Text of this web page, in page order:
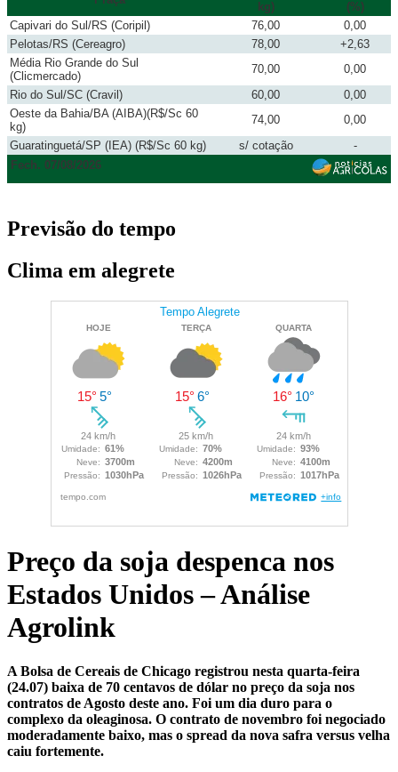
kg)
(%)
Capivari do Sul/RS (Coripil)
76,00
0,00
Pelotas/RS (Cereagro)
78,00
+2,63
Média Rio Grande do Sul
(Clicmercado)
70,00
0,00
Rio do Sul/SC (Cravil)
60,00
0,00
Oeste da Bahia/BA (AIBA)(R$/Sc 60
kg)
74,00
0,00
Guaratinguetá/SP (IEA) (R$/Sc 60 kg)
s/ cotação
-
Fech. 07/08/2026
Previsão do tempo
Clima em alegrete
Preço da soja despenca nos
Estados Unidos – Análise
Agrolink
A Bolsa de Cereais de Chicago registrou nesta quarta-feira
(24.07) baixa de 70 centavos de dólar no preço da soja nos
contratos de Agosto deste ano. Foi um dia duro para o
complexo da oleaginosa. O contrato de novembro foi negociado
moderadamente baixo, mas o spread da nova safra versus velha
caiu fortemente.